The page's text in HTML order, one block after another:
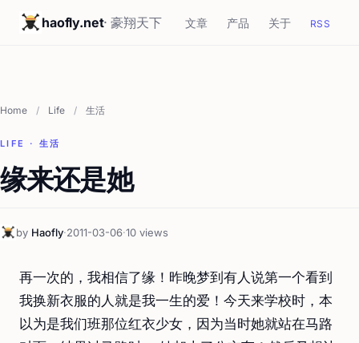
haofly.net· 豪翔天下 文章 产品 关于 RSS
Home / Life / 生活
LIFE · 生活
缘来还是她
by Haofly·2011-03-06·10 views
再一次的，我相信了缘！昨晚梦到有人说第一个看到
我换新衣服的人就是我一生的爱！今天来学校时，本
以为是我们班那位红衣少女，因为当时她就站在马路